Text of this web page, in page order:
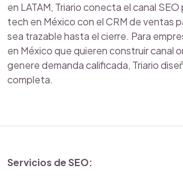
en LATAM, Triario conecta el canal
tech en México con el CRM de ventas
sea trazable hasta el cierre. Para
en México que quieren construir canal
genere demanda calificada, Triario
completa.
Servicios de SEO: